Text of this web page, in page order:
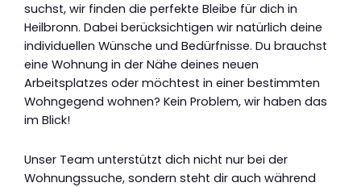
suchst, wir finden die perfekte Bleibe für dich in
Heilbronn. Dabei berücksichtigen wir natürlich deine
individuellen Wünsche und Bedürfnisse. Du brauchst
eine Wohnung in der Nähe deines neuen
Arbeitsplatzes oder möchtest in einer bestimmten
Wohngegend wohnen? Kein Problem, wir haben das
im Blick!
Unser Team unterstützt dich nicht nur bei der
Wohnungssuche, sondern steht dir auch während